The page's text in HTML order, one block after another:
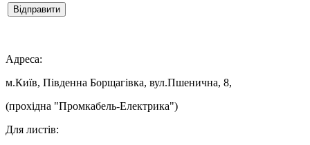
Відправити
Адреса:
м.Київ, Південна Борщагівка, вул.Пшенична, 8,
(прохідна "Промкабель-Електрика")
Для листів: